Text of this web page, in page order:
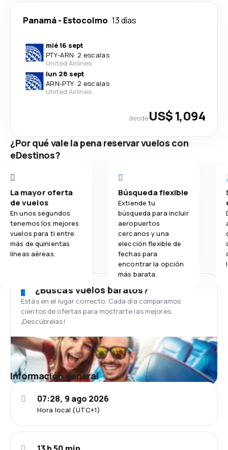
Panamá- Estocolmo 13 días
mié 16 sept
PTY-ARN· 2 escalas
United Airlines
lun 28 sept
ARN-PTY· 2 escalas
United Airlines
desdeUS$ 1,094
¿Por qué vale la pena reservar vuelos con
eDestinos?
La mayor oferta
de vuelos
En unos segundos
tenemos los mejores
vuelos para ti entre
más de quinientas
líneas aéreas.
Búsqueda flexible
Extiende tu
búsqueda para incluir
aeropuertos
cercanos y una
elección flexible de
fechas para
encontrar la opción
más barata.
¿Buscas vuelos baratos?
Estás en el lugar correcto. Cada día comparamos
cientos de ofertas para mostrarte las mejores.
¡Descúbrelas!
Información general
Hora local (UTC+1)
07:28, 9 ago 2026